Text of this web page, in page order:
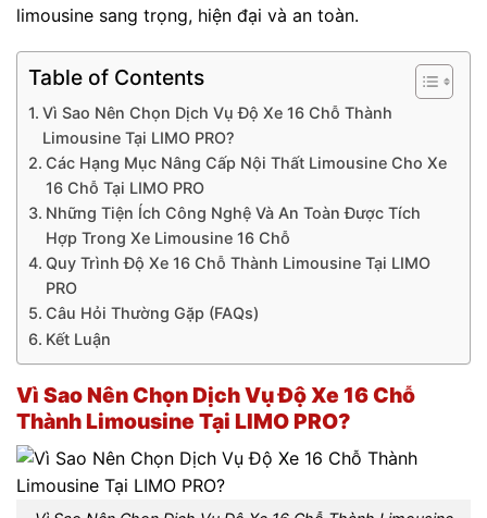
limousine sang trọng, hiện đại và an toàn.
Table of Contents
Vì Sao Nên Chọn Dịch Vụ Độ Xe 16 Chỗ Thành
Limousine Tại LIMO PRO?
Các Hạng Mục Nâng Cấp Nội Thất Limousine Cho Xe
16 Chỗ Tại LIMO PRO
Những Tiện Ích Công Nghệ Và An Toàn Được Tích
Hợp Trong Xe Limousine 16 Chỗ
Quy Trình Độ Xe 16 Chỗ Thành Limousine Tại LIMO
PRO
Câu Hỏi Thường Gặp (FAQs)
Kết Luận
Vì Sao Nên Chọn Dịch Vụ Độ Xe 16 Chỗ
Thành Limousine Tại LIMO PRO?